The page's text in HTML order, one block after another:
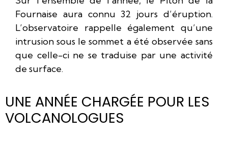
Fournaise aura connu 32 jours d’éruption.
L’observatoire rappelle également qu’une
intrusion sous le sommet a été observée sans
que celle-ci ne se traduise par une activité
de surface.
UNE ANNÉE CHARGÉE POUR LES
VOLCANOLOGUES